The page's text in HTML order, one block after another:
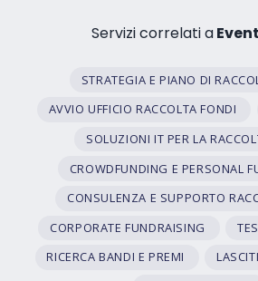
Servizi correlati a
STRATEGIA E PIANO DI
AVVIO UFFICIO RACCOLTA FONDI
SOLUZIONI IT PER LA
CROWDFUNDING E PERSONAL
CONSULENZA E SUPPORTO
CORPORATE FUNDRAISING
RICERCA BANDI E PREMI